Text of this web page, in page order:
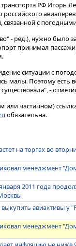
РФ Игорь
связанной с
- ред.), нужно было
принимал
ситуации с
малы. Поэтому есть
-
или частичном)
обязательна.
на торгах во
менеджмент
2011 года
авиактивы у
менеджмент